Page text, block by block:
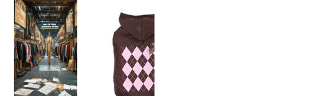
打造沉浸式
购物体验的
制胜之道
营之道